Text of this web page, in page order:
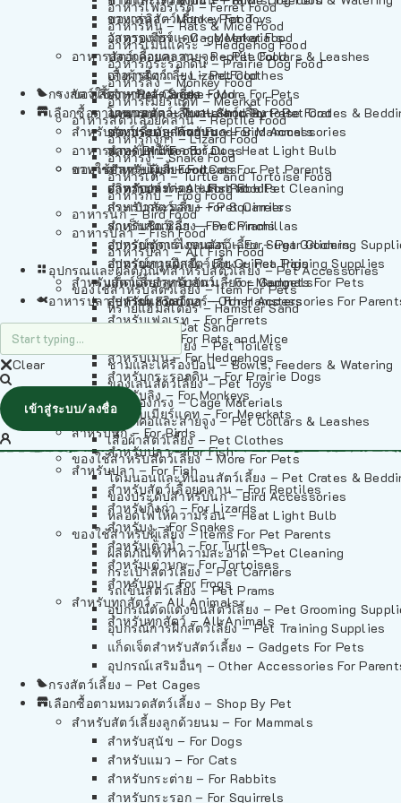
อาหารเฟอร์เร็ต – Ferret Food
อาหารหนู – Rats & Mice Food
อาหารเม่นแคระ – Hedgehog Food
อาหารกระรอกดิน – Prairie Dog Food
อาหารลิง – Monkey Food
อาหารเมียร์แคท – Meerkat Food
อาหารสัตว์เลี้อยคลาน – Reptile Food
อาหารกิ้งก่า – Lizard Food
อาหารงู – Snake Food
อาหารเต่า – Turtle and Tortoise Food
อาหารกบ – Frog Food
อาหารนก – Bird Food
อาหารปลา – Fish Food
อาหารปลา – All Fish Food
อุปกรณและผลิตภัณฑ์สำหรับสัตว์เลี้ยง – Pet Accessories
ของใช้สำหรับสัตว์เลี้ยง – Item For Pets
ทรายแฮมสเตอร์ – Hamster Sand
ทรายแมว – Cat Sand
ห้องน้ำสัตว์เลี้ยง – Pet Toilets
ชามและเครื่องป้อน – Bowls, Feeders & Watering
ของเล่นสัตว์เลี้ยง – Pet Toys
วัสดุรองกรง – Cage Materials
ปลอกคอและสายจูง – Pet Collars & Leashes
เสื้อผ้าสัตว์เลี้ยง – Pet Clothes
ของใช้สำหรับสัตว์เลี้ยง – More For Pets
โดมนอนและที่นอนสัตว์เลี้ยง – Pet Crates &
ของประดับสำหรับนก – Bird Accessories
หลอดไฟให้ความร้อน – Heat Light Bulb
ของใช้สำหรับผู้เลี้ยง – Items For Pet Parents
ผลิตภัณฑ์ทำความสะอาด – Pet Cleaning
กระเป๋าสัตว์เลี้ยง – Pet Carriers
รถเข็นสัตว์เลี้ยง – Pet Prams
อุปกรณ์ตัดแต่งขนสัตว์เลี้ยง – Pet Grooming
อุปกรณ์การฝึกสัตว์เลี้ยง – Pet Training Supplies
แก็ดเจ็ตสำหรับสัตว์เลี้ยง – Gadgets For Pets
อุปกรณ์เสริมอื่นๆ – Other Accessories For
กรงสัตว์เลี้ยง – Pet Cages
เลือกซื้อตามหมวดสัตว์เลี้ยง – Shop By Pet
สำหรับสัตว์เลี้ยงลูกด้วยนม – For Mammals
สำหรับสุนัข – For Dogs
สำหรับแมว – For Cats
สำหรับกระต่าย – For Rabbits
สำหรับกระรอก – For Squirrels
อาหารลิง – Monkey Food
อาหารเมียร์แคท – Meerkat Food
อาหารสัตว์เลี้อยคลาน – Reptile Food
อาหารกิ้งก่า – Lizard Food
อาหารงู – Snake Food
อาหารเต่า – Turtle and Tortoise Food
อาหารกบ – Frog Food
อาหารนก – Bird Food
อาหารปลา – Fish Food
อาหารปลา – All Fish Food
ของเล่นสัตว์เลี้ยง – Pet Toys
วัสดุรองกรง – Cage Materials
ปลอกคอและสายจูง – Pet Collars & Leashes
เสื้อผ้าสัตว์เลี้ยง – Pet Clothes
ของใช้สำหรับสัตว์เลี้ยง – More For Pets
โดมนอนและที่นอนสัตว์เลี้ยง – Pet Crates &
ของประดับสำหรับนก – Bird Accessories
หลอดไฟให้ความร้อน – Heat Light Bulb
ของใช้สำหรับผู้เลี้ยง – Items For Pet Parents
ผลิตภัณฑ์ทำความสะอาด – Pet Cleaning
กระเป๋าสัตว์เลี้ยง – Pet Carriers
รถเข็นสัตว์เลี้ยง – Pet Prams
อุปกรณ์ตัดแต่งขนสัตว์เลี้ยง – Pet Grooming
อุปกรณ์การฝึกสัตว์เลี้ยง – Pet Training Supplies
แก็ดเจ็ตสำหรับสัตว์เลี้ยง – Gadgets For Pets
อุปกรณ์เสริมอื่นๆ – Other Accessories For
กรงสัตว์เลี้ยง – Pet Cages
เลือกซื้อตามหมวดสัตว์เลี้ยง – Shop By Pet
สำหรับสัตว์เลี้ยงลูกด้วยนม – For Mammals
สำหรับสุนัข – For Dogs
สำหรับแมว – For Cats
สำหรับกระต่าย – For Rabbits
สำหรับกระรอก – For Squirrels
สำหรับชินชิล่า – For Chinchillas
สำหรับชูการ์ไกลเดอร์ – For Sugar Gliders
สำหรับหนูแกสบี้ – For Guinea Pigs
สำหรับสัตว์เลี้ยงลูกด้วยนม – For Mammals
สำหรับแฮมสเตอร์ – For Hamsters
สำหรับเฟอเรท – For Ferrets
สำหรับหนู – For Rats and Mice
สำหรับเม่น – For Hedgehogs
สำหรับกระรอกดิน – For Prairie Dogs
สำหรับลิง – For Monkeys
สำหรับเมียร์แคท – For Meerkats
สำหรับนก – For Birds
สำหรับปลา – For Fish
สำหรับปลา – For Fish
สำหรับสัตว์เลื้อยคลาน – For Reptiles
สำหรับกิ้งก่า – For Lizards
สำหรับงู – For Snakes
สำหรับเต่าน้ำ – For Turtles
สำหรับเต่าบก – For Tortoises
สำหรับกบ – For Frogs
สำหรับทุกสัตว์ – All Animals
สำหรับทุกสัตว์ – All Animals
อาหารปลา – Fish Food
Clear
เข้าสู่ระบบ/ลงชื่อ